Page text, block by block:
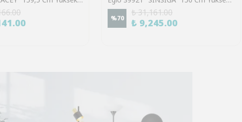
%70
₺ 31,161.00
₺ 9,245.00